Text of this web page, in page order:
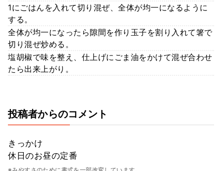
1にごはんを入れて切り混ぜ、全体が均一になるように
する。
全体が均一になったら隙間を作り玉子を割り入れて箸で
切り混ぜ炒める。
塩胡椒で味を整え、仕上げにごま油をかけて混ぜ合わせ
たら出来上がり。
投稿者からのコメント
きっかけ
休日のお昼の定番